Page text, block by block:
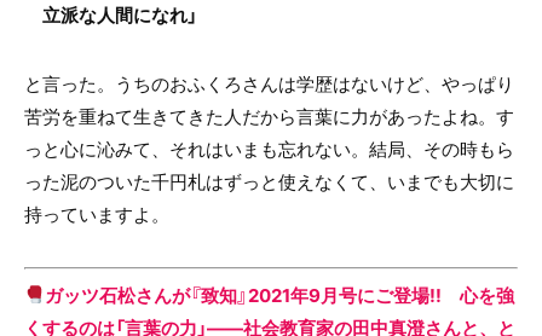
立派な人間になれ」
と言った。うちのおふくろさんは学歴はないけど、やっぱり
苦労を重ねて生きてきた人だから言葉に力があったよね。す
っと心に沁みて、それはいまも忘れない。結局、その時もら
った泥のついた千円札はずっと使えなくて、いまでも大切に
持っていますよ。
ガッツ石松さんが『致知』2021年9月号にご登場!! 心を強
くするのは「言葉の力」――社会教育家の田中真澄さんと、と